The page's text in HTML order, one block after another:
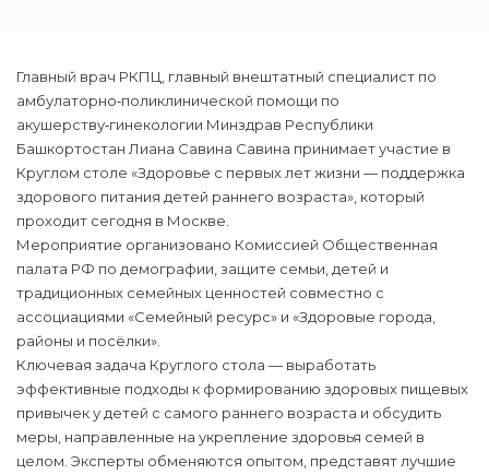
Главный врач РКПЦ, главный внештатный специалист по
амбулаторно‑поликлинической помощи по
акушерству‑гинекологии Минздрав Республики
Башкортостан Лиана Савина Савина принимает участие в
Круглом столе «Здоровье с первых лет жизни — поддержка
здорового питания детей раннего возраста», который
проходит сегодня в Москве.
Мероприятие организовано Комиссией Общественная
палата РФ по демографии, защите семьи, детей и
традиционных семейных ценностей совместно с
ассоциациями «Семейный ресурс» и «Здоровые города,
районы и посёлки».
Ключевая задача Круглого стола — выработать
эффективные подходы к формированию здоровых пищевых
привычек у детей с самого раннего возраста и обсудить
меры, направленные на укрепление здоровья семей в
целом. Эксперты обменяются опытом, представят лучшие